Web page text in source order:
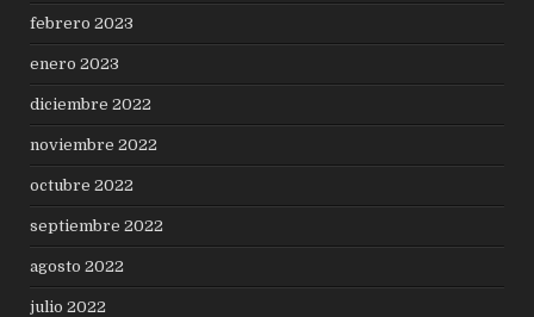
febrero 2023
enero 2023
diciembre 2022
noviembre 2022
octubre 2022
septiembre 2022
agosto 2022
julio 2022